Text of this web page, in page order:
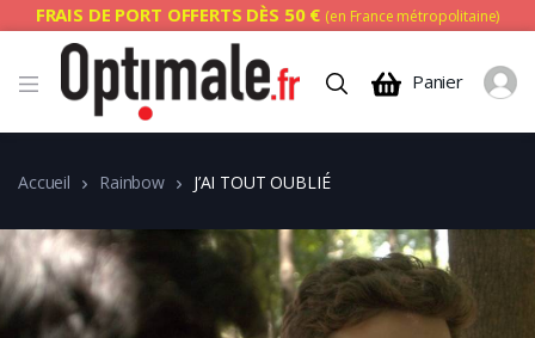
FRAIS DE PORT OFFERTS DÈS 50 € (en France métropolitaine)
Panier
Accueil Rainbow J’AI TOUT OUBLIÉ